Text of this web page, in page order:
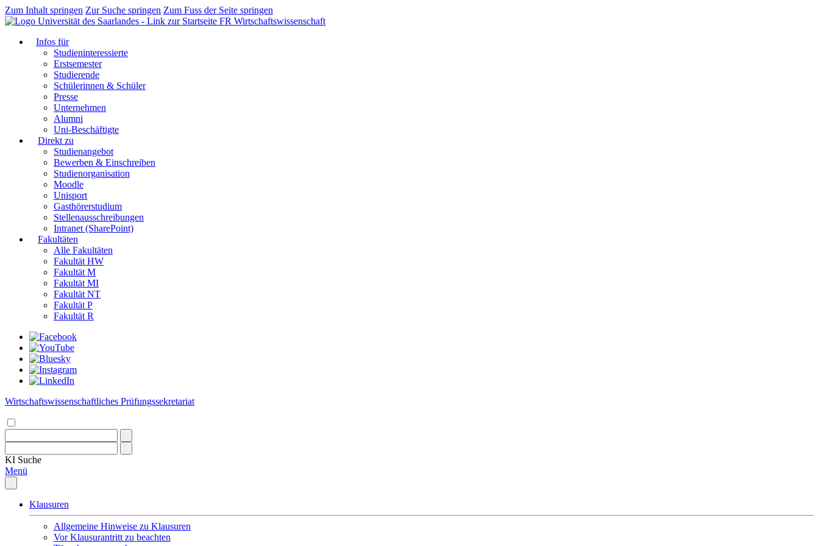
Zum Inhalt springen Zur Suche springen Zum Fuss der Seite springen
FR Wirtschaftswissenschaft
Infos für
Studieninteressierte
Erstsemester
Studierende
Schülerinnen & Schüler
Presse
Unternehmen
Alumni
Uni-Beschäftigte
Direkt zu
Studienangebot
Bewerben & Einschreiben
Studienorganisation
Moodle
Unisport
Gasthörerstudium
Stellenausschreibungen
Intranet (SharePoint)
Fakultäten
Alle Fakultäten
Fakultät HW
Fakultät M
Fakultät MI
Fakultät NT
Fakultät P
Fakultät R
Wirtschaftswissenschaftliches Prüfungssekretariat
KI Suche
Menü
Klausuren
Allgemeine Hinweise zu Klausuren
Vor Klausurantritt zu beachten